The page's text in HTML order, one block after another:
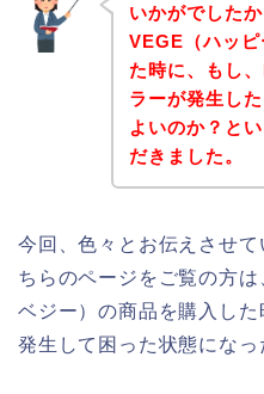
いかがでした
VEGE（ハッ
た時に、もし
ラーが発生し
よいのか？と
だきました。
今回、色々とお伝えさせ
ちらのページをご覧の方
ベジー）の商品を購入し
発生して困った状態になっ